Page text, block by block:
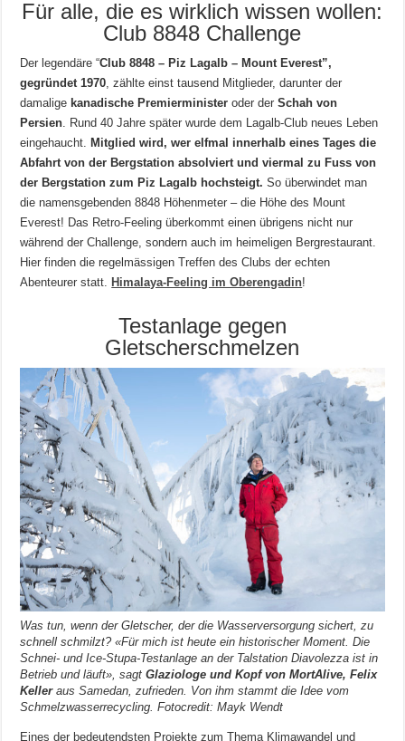
Für alle, die es wirklich wissen wollen:
Club 8848 Challenge
Der legendäre “Club 8848 – Piz Lagalb – Mount Everest”,
gegründet 1970, zählte einst tausend Mitglieder, darunter der
damalige kanadische Premierminister oder derSchah von
Persien. Rund 40 Jahre später wurde dem Lagalb-Club neues Leben
eingehaucht. Mitglied wird, wer elfmal innerhalb eines Tages die
Abfahrt von der Bergstation absolviert und viermal zu Fuss von
der Bergstation zum Piz Lagalb hochsteigt. So überwindet man
die namensgebenden 8848 Höhenmeter – die Höhe des Mount
Everest! Das Retro-Feeling überkommt einen übrigens nicht nur
während der Challenge, sondern auch im heimeligen Bergrestaurant.
Hier finden die regelmässigen Treffen des Clubs der echten
Abenteurer statt. Himalaya-Feeling im Oberengadin!
Testanlage gegen
Gletscherschmelzen
Was tun, wenn der Gletscher, der die Wasserversorgung sichert, zu
schnell schmilzt? «Für mich ist heute ein historischer Moment. Die
Schnei- und Ice-Stupa-Testanlage an der Talstation Diavolezza ist in
Betrieb und läuft», sagtGlaziologe und Kopf von MortAlive, Felix
Kelleraus Samedan, zufrieden. Von ihm stammt die Idee vom
Schmelzwasserrecycling. Fotocredit: Mayk Wendt
Eines der bedeutendsten Projekte zum Thema Klimawandel und